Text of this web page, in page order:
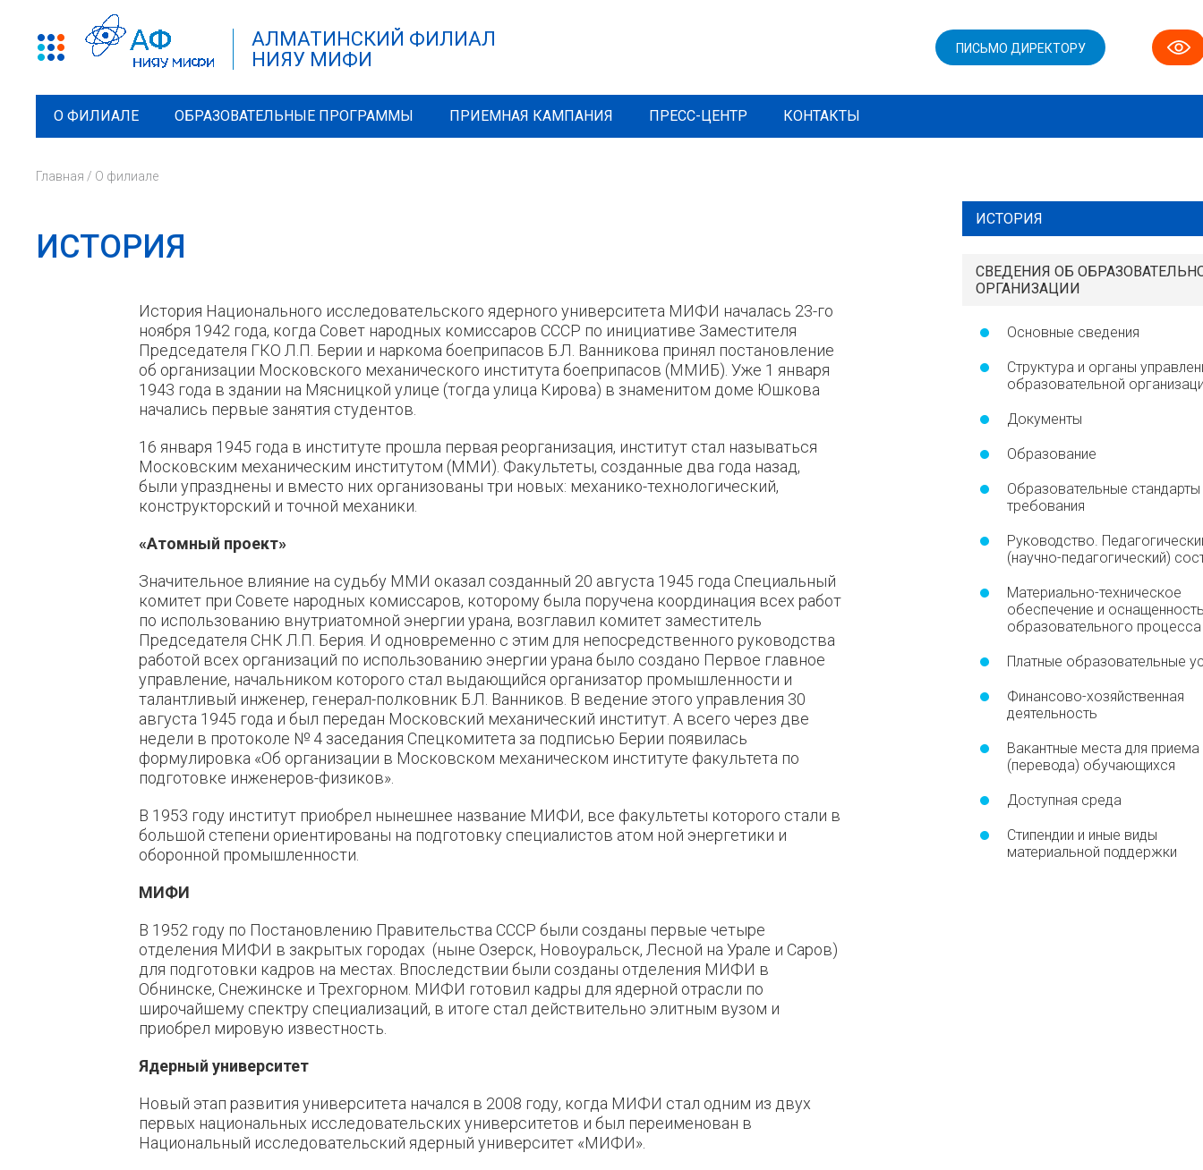
АЛМАТИНСКИЙ ФИЛИАЛ
НИЯУ МИФИ
ПИСЬМО ДИРЕКТОРУ
О ФИЛИАЛЕ ОБРАЗОВАТЕЛЬНЫЕ ПРОГРАММЫ ПРИЕМНАЯ КАМПАНИЯ ПРЕСС-ЦЕНТР КОНТАКТЫ
Главная / О филиале
ИСТОРИЯ
СВЕДЕНИЯ ОБ
ОРГАНИЗАЦИИ
Основные сведения
Структура и органы
образовательной
Документы
Образование
Образовательные стандарты
требования
Руководство.
(научно-педагогический)
Материально-техническое
обеспечение и
образовательного процесса
Платные образовательные
Финансово-хозяйственная
деятельность
Вакантные места для приема
(перевода) обучающихся
Доступная среда
Стипендии и иные виды
материальной поддержки
ИСТОРИЯ
История Национального исследовательского ядерного университета МИФИ началась 23-го
ноября 1942 года, когда Совет народных комиссаров СССР по инициативе Заместителя
Председателя ГКО Л.П. Берии и наркома боеприпасов Б.Л. Ванникова принял постановление
об организации Московского механического института боеприпасов (ММИБ). Уже 1 января
1943 года в здании на Мясницкой улице (тогда улица Кирова) в знаменитом доме Юшкова
начались первые занятия студентов.
16 января 1945 года в институте прошла первая реорганизация, институт стал называться
Московским механическим институтом (ММИ). Факультеты, созданные два года назад,
были упразднены и вместо них организованы три новых: механико-технологический,
конструкторский и точной механики.
«Атомный проект»
Значительное влияние на судьбу ММИ оказал созданный 20 августа 1945 года Специальный
комитет при Совете народных комиссаров, которому была поручена координация всех работ
по использованию внутриатомной энергии урана, возглавил комитет заместитель
Председателя СНК Л.П. Берия. И одновременно с этим для непосредственного руководства
работой всех организаций по использованию энергии урана было создано Первое главное
управление, начальником которого стал выдающийся организатор промышленности и
талантливый инженер, генерал-полковник Б.Л. Ванников. В ведение этого управления 30
августа 1945 года и был передан Московский механический институт. А всего через две
недели в протоколе № 4 заседания Спецкомитета за подписью Берии появилась
формулировка «Об организации в Московском механическом институте факультета по
подготовке инженеров-физиков».
В 1953 году институт приобрел нынешнее название МИФИ, все факультеты которого стали в
большой степени ориентированы на подготовку специалистов атом ной энергетики и
оборонной промышленности.
МИФИ
В 1952 году по Постановлению Правительства СССР были созданы первые четыре
отделения МИФИ в закрытых городах (ныне Озерск, Новоуральск, Лесной на Урале и Саров)
для подготовки кадров на местах. Впоследствии были созданы отделения МИФИ в
Обнинске, Снежинске и Трехгорном. МИФИ готовил кадры для ядерной отрасли по
широчайшему спектру специализаций, в итоге стал действительно элитным вузом и
приобрел мировую известность.
Ядерный университет
Новый этап развития университета начался в 2008 году, когда МИФИ стал одним из двух
первых национальных исследовательских университетов и был переименован в
Национальный исследовательский ядерный университет «МИФИ».